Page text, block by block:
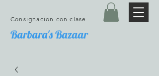
Barbara's Bazaar
Consignacion con clase